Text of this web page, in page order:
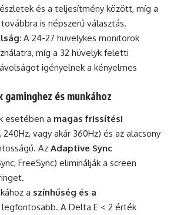
és a teljesítmény között, míg a
továbbra is népszerű választás.
: A 24-27 hüvelykes monitorok
míg a 32 hüvelyk feletti
igényelnek a kényelmes
és munkához
esetében a magas frissítési
240Hz, vagy akár 360Hz) és az alacsony
Az Adaptive Sync
FreeSync) eliminálják a screen
a színhűség és a
legfontosabb. A Delta E < 2 érték